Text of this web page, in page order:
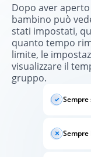
Dopo aver
bambino può
stati impostati,
quanto tempo
limite, le
visualizzare il
gruppo.
Sempre
Sempre